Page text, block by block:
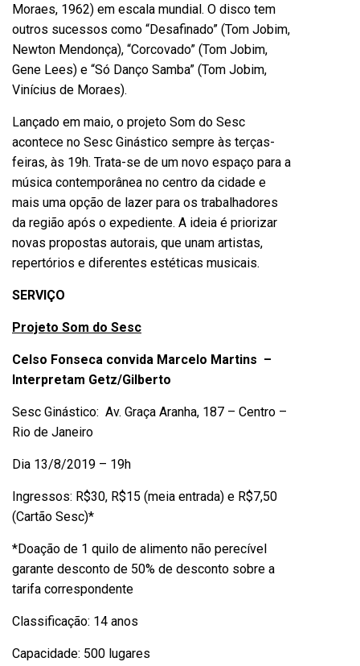
Moraes, 1962) em escala mundial. O disco tem
outros sucessos como “Desafinado” (Tom Jobim,
Newton Mendonça), “Corcovado” (Tom Jobim,
Gene Lees) e “Só Danço Samba” (Tom Jobim,
Vinícius de Moraes).
Lançado em maio, o projeto Som do Sesc
acontece no Sesc Ginástico sempre às terças-
feiras, às 19h. Trata-se de um novo espaço para a
música contemporânea no centro da cidade e
mais uma opção de lazer para os trabalhadores
da região após o expediente. A ideia é priorizar
novas propostas autorais, que unam artistas,
repertórios e diferentes estéticas musicais.
SERVIÇO
Projeto Som do Sesc
Celso Fonseca convida Marcelo Martins –
Interpretam Getz/Gilberto
Sesc Ginástico: Av. Graça Aranha, 187 – Centro –
Rio de Janeiro
Dia 13/8/2019 – 19h
Ingressos: R$30, R$15 (meia entrada) e R$7,50
(Cartão Sesc)*
*Doação de 1 quilo de alimento não perecível
garante desconto de 50% de desconto sobre a
tarifa correspondente
Classificação: 14 anos
Capacidade: 500 lugares